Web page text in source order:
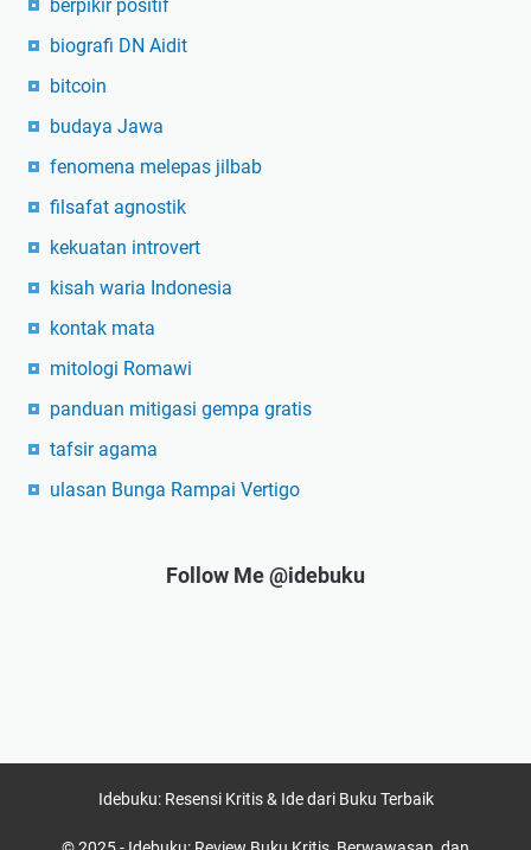
berpikir positif
biografi DN Aidit
bitcoin
budaya Jawa
fenomena melepas jilbab
filsafat agnostik
kekuatan introvert
kisah waria Indonesia
kontak mata
mitologi Romawi
panduan mitigasi gempa gratis
tafsir agama
ulasan Bunga Rampai Vertigo
Follow Me @idebuku
Idebuku: Resensi Kritis & Ide dari Buku Terbaik